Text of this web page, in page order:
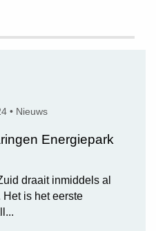
• Nieuws
Energiepark
draait inmiddels al
is het eerste